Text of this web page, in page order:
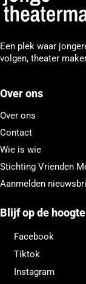
Een plek waar
volgen, theater
Over ons
Over ons
Contact
Wie is wie
Stichting Vrienden
Aanmelden
Blijf op de hoogte
Facebook
Tiktok
Instagram